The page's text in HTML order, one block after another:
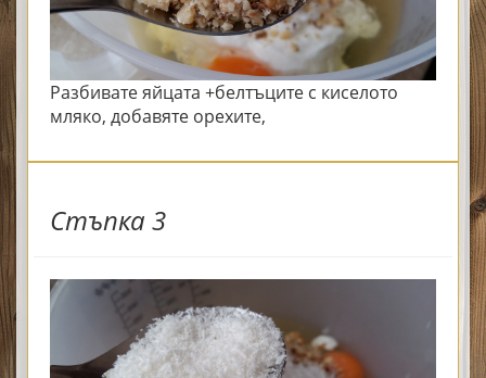
Разбивате яйцата +белтъците с киселото
мляко, добавяте орехите,
Стъпка 3